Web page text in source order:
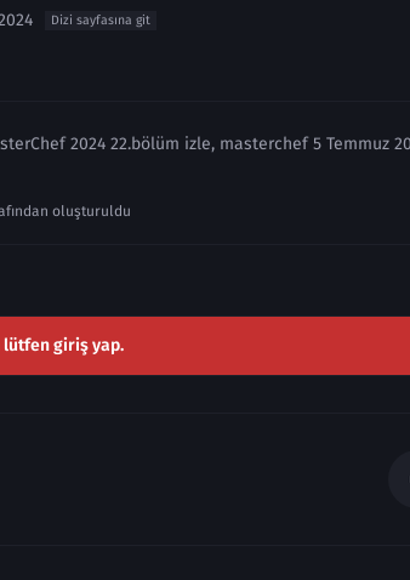
Dizi sayfasına git
2024 22.bölüm izle, masterchef 5 Temmuz
oluşturuldu
giriş yap.